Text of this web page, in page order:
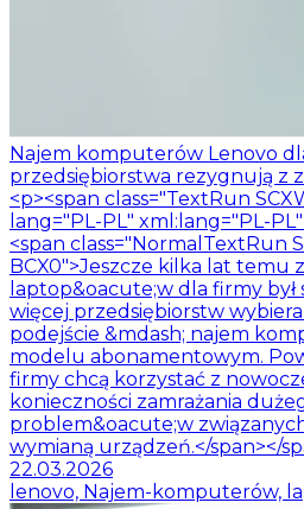
Najem komputerów Lenovo
przedsiębiorstwa rezygnują z
<p><span class="TextRun
lang="PL-PL" xml:lang="PL-
<span class="NormalTextRun
BCX0">Jeszcze kilka lat temu
laptop&oacute;w dla firmy był
więcej przedsiębiorstw
podejście &mdash; najem
modelu abonamentowym.
firmy chcą korzystać z
konieczności zamrażania
problem&oacute;w
wymianą urządzeń.</span></
22.03.2026
lenovo, Najem-komputerów,